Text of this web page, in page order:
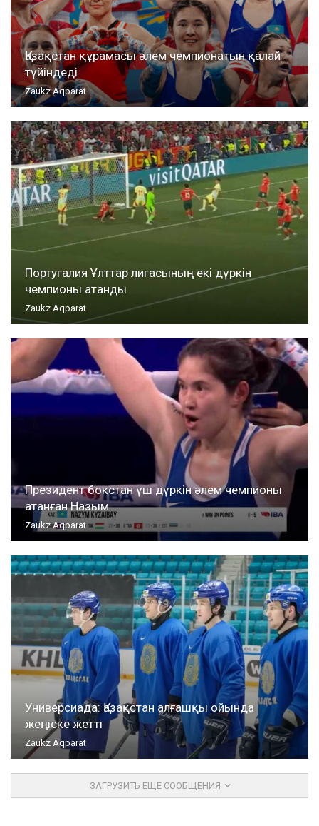
Қазақстан құрамасы әлем чемпионатын қалай
түйіндеді
Zaukz Aqparat
Португалия Ұлттар лигасының екі дүркін
чемпионы атанды
Zaukz Aqparat
Президент бокстан үш дүркін әлем чемпионы
атанған Назым…
Zaukz Aqparat
Универсиада: Қазақстан алғашқы ойында
жеңіске жетті
Zaukz Aqparat
ЗАГРУЗИТЬ ЕЩЕ СООБЩЕНИЯ